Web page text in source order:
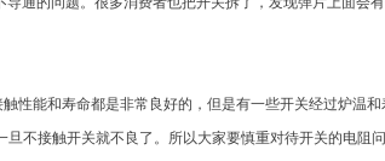
能和寿命都是非常良好的，但是有一些开关经过炉温
不接触开关就不良了。所以大家要慎重对待开关的电阻